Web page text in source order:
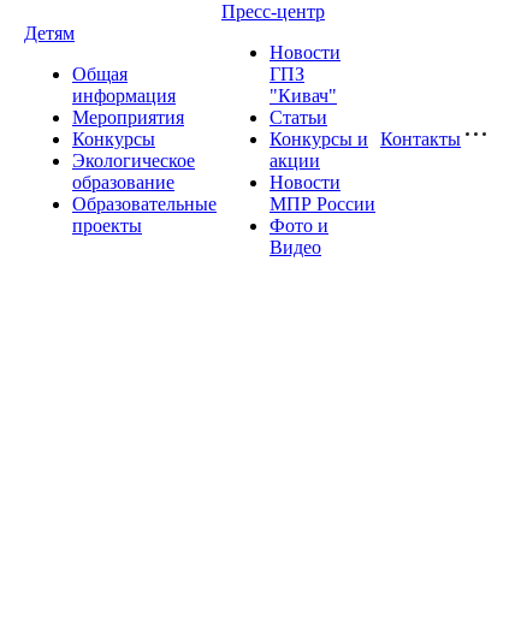
Детям
Общая
информация
Мероприятия
Конкурсы
Экологическое
образование
Образовательные
проекты
Пресс-центр
Новости
ГПЗ
"Кивач"
Статьи
Конкурсы и
акции
Новости
МПР России
Фото и
Видео
Контакты